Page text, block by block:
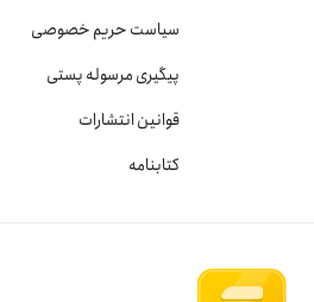
سیاست حریم خصوصی
پیگیری مرسوله پستی
قوانین انتشارات
کتابنامه